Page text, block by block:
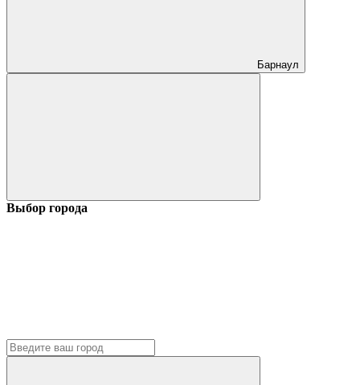
Барнаул
Выбор города